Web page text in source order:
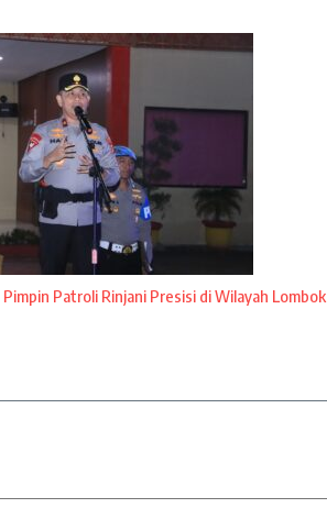
Patroli Rinjani Presisi di Wilayah Lombok